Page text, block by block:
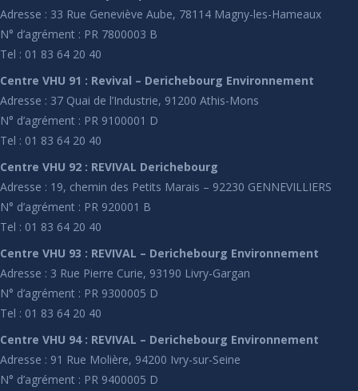
Adresse : 33 Rue Geneviève Aube, 78114 Magny-les-Hameaux
N° d’agrément : PR 7800003 B
Tel : 01 83 64 20 40
Centre VHU 91 : Revival – Derichebourg Environnement
Adresse : 37 Quai de l’Industrie, 91200 Athis-Mons
N° d’agrément : PR 9100001 D
Tel : 01 83 64 20 40
Centre VHU 92 : REVIVAL Derichebourg
Adresse : 19, chemin des Petits Marais – 92230 GENNEVILLIERS
N° d’agrément : PR 920001 B
Tel : 01 83 64 20 40
Centre VHU 93 : REVIVAL – Derichebourg Environnement
Adresse : 3 Rue Pierre Curie, 93190 Livry-Gargan
N° d’agrément : PR 9300005 D
Tel : 01 83 64 20 40
Centre VHU 94 : REVIVAL – Derichebourg Environnement
Adresse : 91 Rue Molière, 94200 Ivry-sur-Seine
N° d’agrément : PR 9400005 D